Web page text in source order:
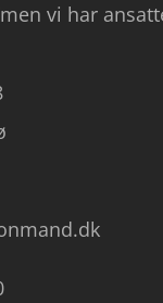
vi har